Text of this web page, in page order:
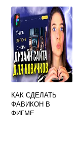
FIGMA
КАК СДЕЛАТЬ
ФАВИКОН В
ФИГМЕ